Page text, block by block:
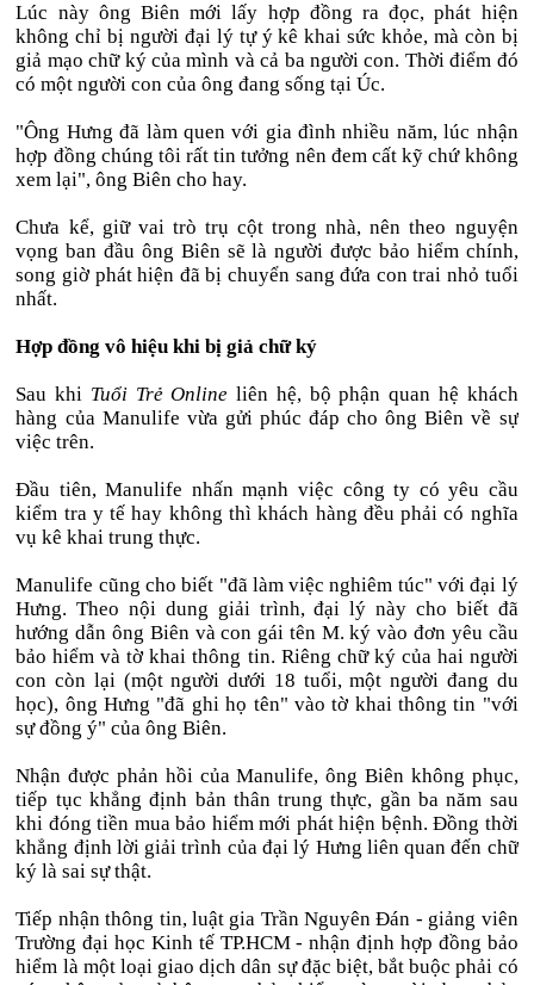
Lúc này ông Biên mới lấy hợp đồng ra đọc, phát hiện
không chỉ bị người đại lý tự ý kê khai sức khỏe, mà còn bị
giả mạo chữ ký của mình và cả ba người con. Thời điểm đó
có một người con của ông đang sống tại Úc.
"Ông Hưng đã làm quen với gia đình nhiều năm, lúc nhận
hợp đồng chúng tôi rất tin tưởng nên đem cất kỹ chứ không
xem lại", ông Biên cho hay.
Chưa kể, giữ vai trò trụ cột trong nhà, nên theo nguyện
vọng ban đầu ông Biên sẽ là người được bảo hiểm chính,
song giờ phát hiện đã bị chuyển sang đứa con trai nhỏ tuổi
nhất.
Hợp đồng vô hiệu khi bị giả chữ ký
Sau khi Tuổi Trẻ Online liên hệ, bộ phận quan hệ khách
hàng của Manulife vừa gửi phúc đáp cho ông Biên về sự
việc trên.
Đầu tiên, Manulife nhấn mạnh việc công ty có yêu cầu
kiểm tra y tế hay không thì khách hàng đều phải có nghĩa
vụ kê khai trung thực.
Manulife cũng cho biết "đã làm việc nghiêm túc" với đại lý
Hưng. Theo nội dung giải trình, đại lý này cho biết đã
hướng dẫn ông Biên và con gái tên M. ký vào đơn yêu cầu
bảo hiểm và tờ khai thông tin. Riêng chữ ký của hai người
con còn lại (một người dưới 18 tuổi, một người đang du
học), ông Hưng "đã ghi họ tên" vào tờ khai thông tin "với
sự đồng ý" của ông Biên.
Nhận được phản hồi của Manulife, ông Biên không phục,
tiếp tục khẳng định bản thân trung thực, gần ba năm sau
khi đóng tiền mua bảo hiểm mới phát hiện bệnh. Đồng thời
khẳng định lời giải trình của đại lý Hưng liên quan đến chữ
ký là sai sự thật.
Tiếp nhận thông tin, luật gia Trần Nguyên Đán - giảng viên
Trường đại học Kinh tế TP.HCM - nhận định hợp đồng bảo
hiểm là một loại giao dịch dân sự đặc biệt, bắt buộc phải có